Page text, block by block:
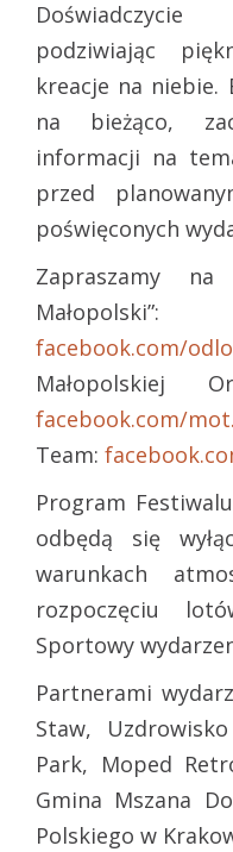
podziwiając
kreacje na niebie.
na bieżąco,
informacji na
przed
poświęconych
Zapraszamy na
Małopolski”:
facebook.com/
Małopolskiej
facebook.com/
Team:
Program
odbędą się
warunkach
rozpoczęciu
Sportowy
Partnerami
Staw,
Park, Moped
Gmina Mszana
Polskiego w